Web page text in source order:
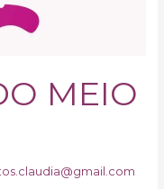
MEIO